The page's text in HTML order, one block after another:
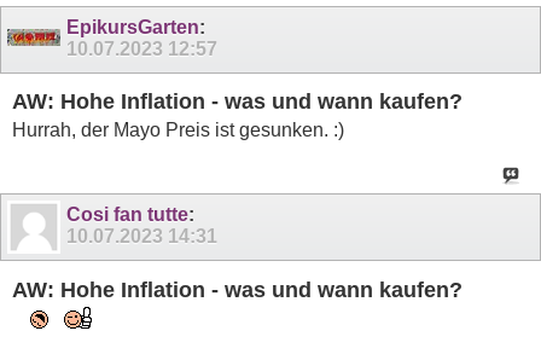
EpikursGarten:
10.07.2023 12:57
AW: Hohe Inflation - was und wann kaufen?
Hurrah, der Mayo Preis ist gesunken. :)
Cosi fan tutte:
10.07.2023 14:31
AW: Hohe Inflation - was und wann kaufen?